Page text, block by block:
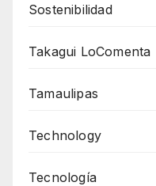
Sostenibilidad
Takagui LoComenta
Tamaulipas
Technology
Tecnología